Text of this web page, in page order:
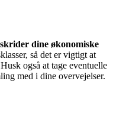
dine økonomiske
så det er vigtigt at
også at tage eventuelle
med i dine overvejelser.